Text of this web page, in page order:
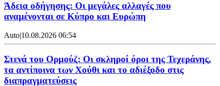
Άδεια οδήγησης: Οι μεγάλες αλλαγές που
αναμένονται σε Κύπρο και Ευρώπη
Auto|10.08.2026 06:54
Στενά του Ορμούζ: Οι σκληροί όροι της Τεχεράνης,
τα αντίποινα των Χούθι και το αδιέξοδο στις
διαπραγματεύσεις